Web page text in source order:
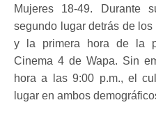
Mujeres 18-49. Durante
segundo lugar detrás de
y la primera hora de la
Cinema 4 de Wapa. Sin
hora a las 9:00 p.m., el
lugar en ambos